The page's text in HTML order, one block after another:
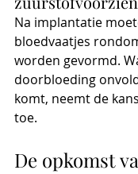
Na implantatie
bloedvaatjes
worden gevormd.
doorbloeding
komt, neemt de
toe.
De opkomst